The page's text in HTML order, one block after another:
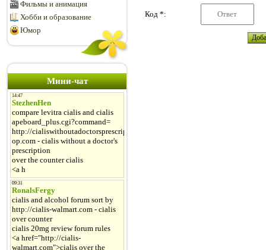
Фильмы и анимация
Хобби и образование
Юмор
Мини-чат
Код *: